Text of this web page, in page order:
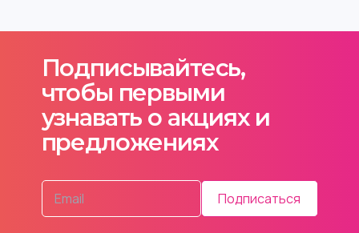
Подписывайтесь,
чтобы первыми
узнавать о акциях и
предложениях
Подписаться